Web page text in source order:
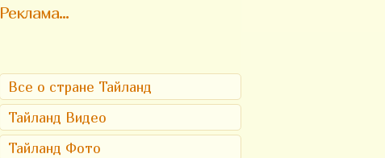
Реклама...
Все о стране Тайланд
Тайланд Видео
Тайланд Фото